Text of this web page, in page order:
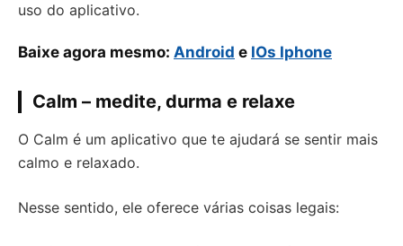
uso do aplicativo.
Baixe agora mesmo: Android e IOs Iphone
Calm – medite, durma e relaxe
O Calm é um aplicativo que te ajudará se sentir mais
calmo e relaxado.
Nesse sentido, ele oferece várias coisas legais: